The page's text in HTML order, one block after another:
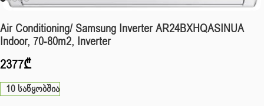
Air Conditioning/ Samsung Inverter AR24BXHQASINUA
Indoor, 70-80m2, Inverter
2377₾
10 საწყობშია